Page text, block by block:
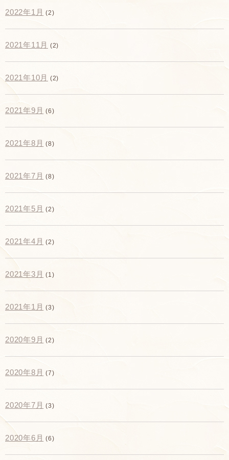
2022年1月 (2)
2021年11月 (2)
2021年10月 (2)
2021年9月 (6)
2021年8月 (8)
2021年7月 (8)
2021年5月 (2)
2021年4月 (2)
2021年3月 (1)
2021年1月 (3)
2020年9月 (2)
2020年8月 (7)
2020年7月 (3)
2020年6月 (6)